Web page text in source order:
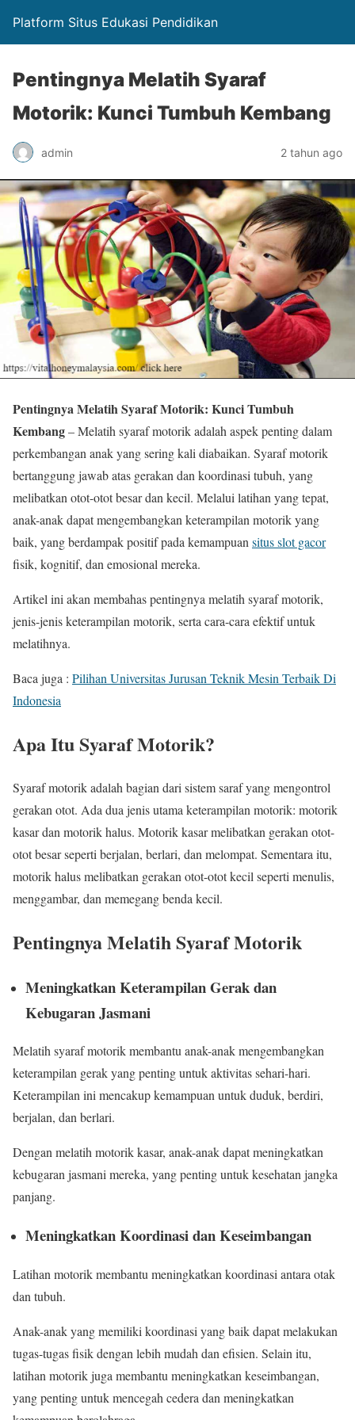
Platform Situs Edukasi Pendidikan
Pentingnya Melatih Syaraf
Motorik: Kunci Tumbuh Kembang
admin 2 tahun ago
Pentingnya Melatih Syaraf Motorik: Kunci Tumbuh
Kembang– Melatih syaraf motorik adalah aspek penting dalam
perkembangan anak yang sering kali diabaikan. Syaraf motorik
bertanggung jawab atas gerakan dan koordinasi tubuh, yang
melibatkan otot-otot besar dan kecil. Melalui latihan yang tepat,
anak-anak dapat mengembangkan keterampilan motorik yang
baik, yang berdampak positif pada kemampuan situs slot gacor
fisik, kognitif, dan emosional mereka.
Artikel ini akan membahas pentingnya melatih syaraf motorik,
jenis-jenis keterampilan motorik, serta cara-cara efektif untuk
melatihnya.
Baca juga : Pilihan Universitas Jurusan Teknik Mesin Terbaik Di
Indonesia
Apa Itu Syaraf Motorik?
Syaraf motorik adalah bagian dari sistem saraf yang mengontrol
gerakan otot. Ada dua jenis utama keterampilan motorik: motorik
kasar dan motorik halus. Motorik kasar melibatkan gerakan otot-
otot besar seperti berjalan, berlari, dan melompat. Sementara itu,
motorik halus melibatkan gerakan otot-otot kecil seperti menulis,
menggambar, dan memegang benda kecil.
Pentingnya Melatih Syaraf Motorik
Meningkatkan Keterampilan Gerak dan
Kebugaran Jasmani
Melatih syaraf motorik membantu anak-anak mengembangkan
keterampilan gerak yang penting untuk aktivitas sehari-hari.
Keterampilan ini mencakup kemampuan untuk duduk, berdiri,
berjalan, dan berlari.
Dengan melatih motorik kasar, anak-anak dapat meningkatkan
kebugaran jasmani mereka, yang penting untuk kesehatan jangka
panjang.
Meningkatkan Koordinasi dan Keseimbangan
Latihan motorik membantu meningkatkan koordinasi antara otak
dan tubuh.
Anak-anak yang memiliki koordinasi yang baik dapat melakukan
tugas-tugas fisik dengan lebih mudah dan efisien. Selain itu,
latihan motorik juga membantu meningkatkan keseimbangan,
yang penting untuk mencegah cedera dan meningkatkan